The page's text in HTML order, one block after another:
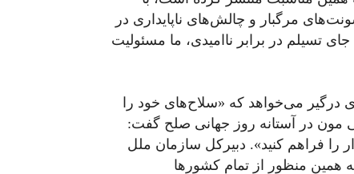
مرگبار و چالش‌های ناپایداری در
تسیلم در برابر ناامیدی، ما مسئولیت
درگیر می‌خواهد که «سلاح‌های خود را
مون در آستانه روز جهانی صلح گفت:
را فراهم کنید». دبیرکل سازمان ملل
همین منظور از تمام کشورها